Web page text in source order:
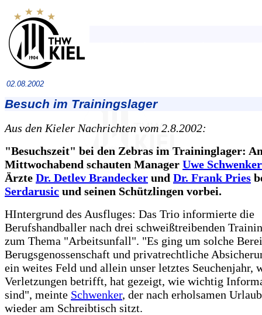
02.08.2002
Besuch im Trainingslager
Aus den Kieler Nachrichten vom 2.8.2002:
"Besuchszeit" bei den Zebras im Traininglager:
Mittwochabend schauten Manager Uwe Schwenker
Ärzte Dr. Detlev Brandecker und Dr. Frank Pries
Serdarusic und seinen Schützlingen vorbei.
HIntergrund des Ausfluges: Das Trio informierte die
Berufshandballer nach drei schweißtreibenden
zum Thema "Arbeitsunfall". "Es ging um solche
Berugsgenossenschaft und privatrechtliche
ein weites Feld und allein unser letztes Seuchenjahr,
Verletzungen betrifft, hat gezeigt, wie wichtig
sind", meinte Schwenker, der nach erholsamen
wieder am Schreibtisch sitzt.